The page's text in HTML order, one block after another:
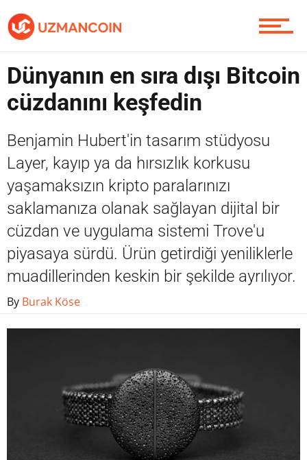
Contact / İletişim
Dünyanın en sıra dışı Bitcoin
cüzdanını keşfedin
Benjamin Hubert'in tasarım stüdyosu
Layer, kayıp ya da hırsızlık korkusu
yaşamaksızın kripto paralarınızı
saklamanıza olanak sağlayan dijital bir
cüzdan ve uygulama sistemi Trove'u
piyasaya sürdü. Ürün getirdiği yeniliklerle
muadillerinden keskin bir şekilde ayrılıyor.
By Burak Köse